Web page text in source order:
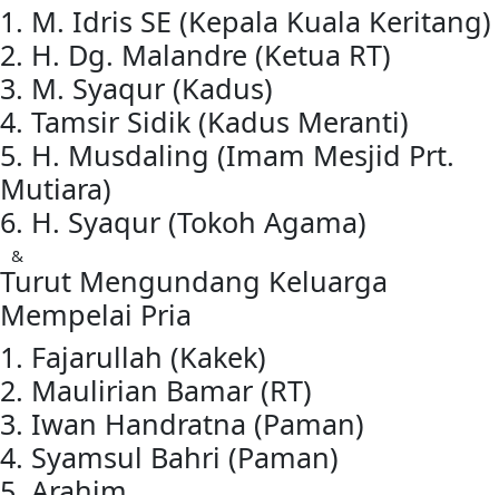
1. M. Idris SE (Kepala Kuala Keritang)
2. H. Dg. Malandre (Ketua RT)
3. M. Syaqur (Kadus)
4. Tamsir Sidik (Kadus Meranti)
5. H. Musdaling (Imam Mesjid Prt.
Mutiara)
6. H. Syaqur (Tokoh Agama)
&
Turut Mengundang Keluarga
Mempelai Pria
1. Fajarullah (Kakek)
2. Maulirian Bamar (RT)
3. Iwan Handratna (Paman)
4. Syamsul Bahri (Paman)